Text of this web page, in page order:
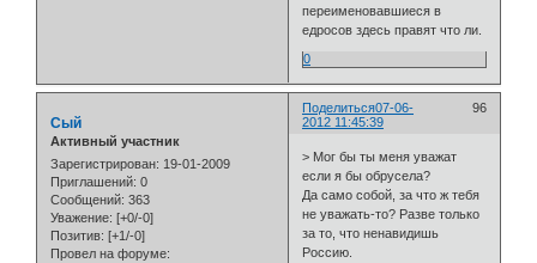
переименовавшиеся в
едросов здесь правят что ли.
0
Поделиться 96
07-06-
2012 11:45:39
Сый
Активный участник
Зарегистрирован: 19-01-2009
Приглашений: 0
Сообщений: 363
Уважение: [+0/-0]
Позитив: [+1/-0]
Провел на форуме:
> Мог бы ты меня уважат
если я бы обрусела?
Да само собой, за что ж тебя
не уважать-то? Разве только
за то, что ненавидишь
Россию.